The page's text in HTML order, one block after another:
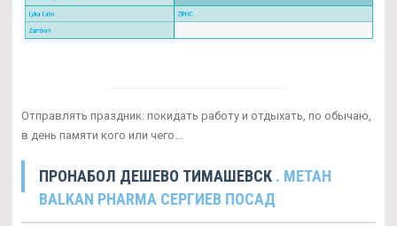
Отправлять праздник: покидать работу и отдыхать, по обычаю,
в день памяти кого или чего...
ПРОНАБОЛ ДЕШЕВО ТИМАШЕВСК . МЕТАН
BALKAN PHARMA СЕРГИЕВ ПОСАД